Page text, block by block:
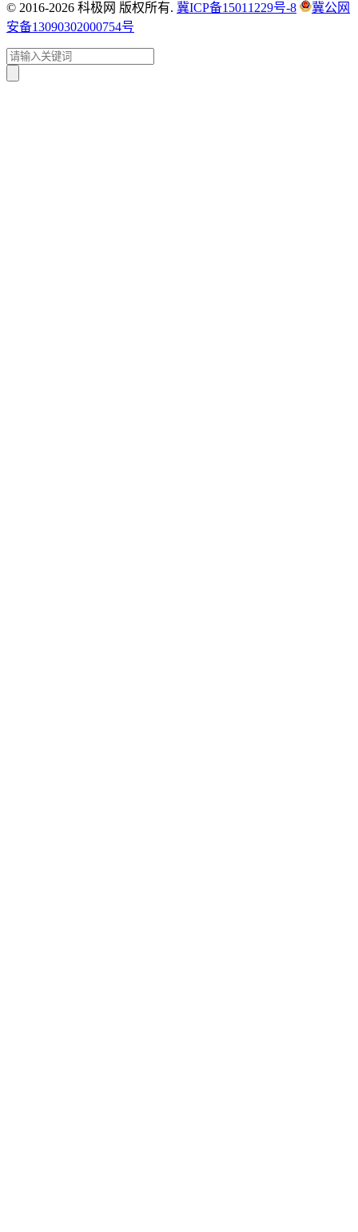
© 2016-2026 科极网 版权所有. 冀ICP备15011229号-8
冀公网
安备13090302000754号